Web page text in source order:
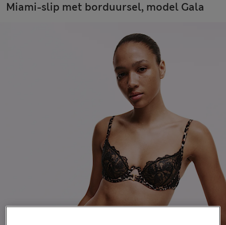
Miami-slip met borduursel, model Gala